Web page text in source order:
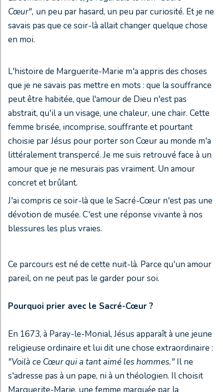
Cœur", un peu par hasard, un peu par curiosité. Et je ne
savais pas que ce soir-là allait changer quelque chose
en moi.
L'histoire de Marguerite-Marie m'a appris des choses
que je ne savais pas mettre en mots : que la souffrance
peut être habitée, que l'amour de Dieu n'est pas
abstrait, qu'il a un visage, une chaleur, une chair. Cette
femme brisée, incomprise, souffrante et pourtant
choisie par Jésus pour porter son Cœur au monde m'a
littéralement transpercé. Je me suis retrouvé face à un
amour que je ne mesurais pas vraiment. Un amour
concret et brûlant.
J'ai compris ce soir-là que le Sacré-Cœur n'est pas une
dévotion de musée. C'est une réponse vivante à nos
blessures les plus vraies.
Ce parcours est né de cette nuit-là. Parce qu'un amour
pareil, on ne peut pas le garder pour soi.
Pourquoi prier avec le Sacré-Cœur ?
En 1673, à Paray-le-Monial, Jésus apparaît à une jeune
religieuse ordinaire et lui dit une chose extraordinaire :
"Voilà ce Cœur qui a tant aimé les hommes." Il ne
s'adresse pas à un pape, ni à un théologien. Il choisit